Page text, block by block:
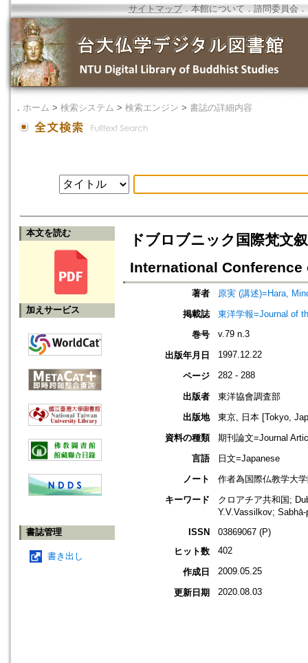
サイトマップ．本館について ． 諮問委員会 ．
． ホーム > 検索システム > 検索エンジン > 書誌の詳細内容
本文を読む
加えサービス
書誌管理
書き出し
ドブロブニック国際梵文
International
著者
原実 (講述)=Hara,
掲載誌
東洋学報=Journal of
巻号
v.79 n.3
出版年月日 1997.12.22
ページ 282 - 288
出版者
東洋協會調査部
出版地
東京, 日本 [Tokyo,
資料の種類
期刊論文=Journal
言語
日文=Japanese
ノート
作者為国際仏教学大
キーワード
クロアチア共和国;
Y.V.Vassilkov;
ISSN
03869067 (P)
ヒット数
402
作成日 2009.05.25
更新日期 2020.08.03